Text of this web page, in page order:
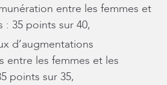
entre les femmes et
: 35 points sur 40,
d’augmentations
entre les femmes et les
points sur 35,